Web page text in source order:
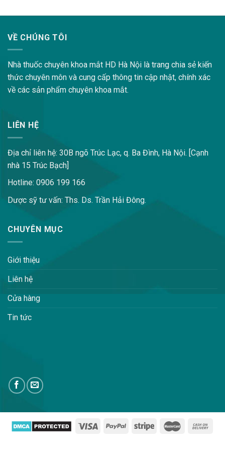
VỀ CHÚNG TÔI
Nhà thuốc chuyên khoa mắt HD Hà Nội là trang chia sẻ kiến
thức chuyên môn và cung cấp thông tin cập nhật, chính xác
về các sản phẩm chuyên khoa mắt.
LIÊN HỆ
Địa chỉ liên hệ: 30B ngõ Trúc Lạc, q. Ba Đình, Hà Nội. [Cạnh
nhà 15 Trúc Bạch]
Hotline: 0906 199 166
Dược sỹ tư vấn: Ths. Ds. Trần Hải Đông.
CHUYÊN MỤC
Giới thiệu
Liên hệ
Cửa hàng
Tin tức